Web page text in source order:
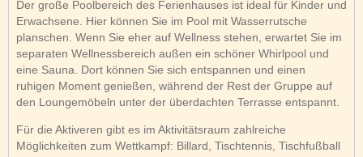
Der große Poolbereich des Ferienhauses ist ideal für Kinder und
Erwachsene. Hier können Sie im Pool mit Wasserrutsche
planschen. Wenn Sie eher auf Wellness stehen, erwartet Sie im
separaten Wellnessbereich außen ein schöner Whirlpool und
eine Sauna. Dort können Sie sich entspannen und einen
ruhigen Moment genießen, während der Rest der Gruppe auf
den Loungemöbeln unter der überdachten Terrasse entspannt.
Für die Aktiveren gibt es im Aktivitätsraum zahlreiche
Möglichkeiten zum Wettkampf: Billard, Tischtennis, Tischfußball